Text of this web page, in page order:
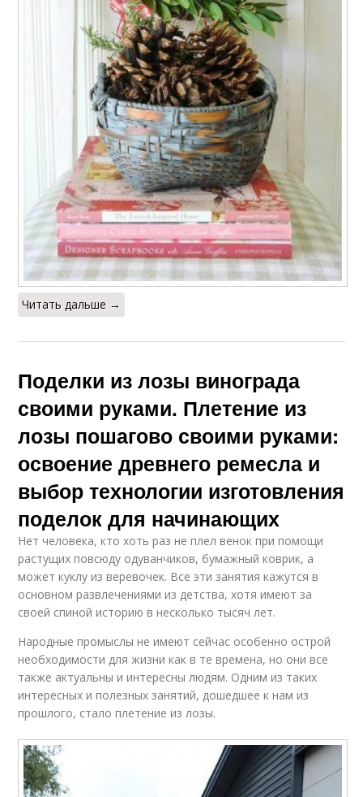
Читать дальше →
Поделки из лозы винограда
своими руками. Плетение из
лозы пошагово своими руками:
освоение древнего ремесла и
выбор технологии изготовления
поделок для начинающих
Нет человека, кто хоть раз не плел венок при помощи
растущих повсюду одуванчиков, бумажный коврик, а
может куклу из веревочек. Все эти занятия кажутся в
основном развлечениями из детства, хотя имеют за
своей спиной историю в несколько тысяч лет.
Народные промыслы не имеют сейчас особенно острой
необходимости для жизни как в те времена, но они все
также актуальны и интересны людям. Одним из таких
интересных и полезных занятий, дошедшее к нам из
прошлого, стало плетение из лозы.